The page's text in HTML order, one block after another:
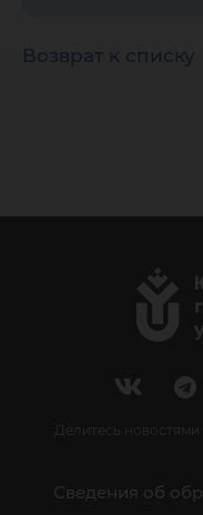
Возврат к списку
Делитесь новостями
Сведения об